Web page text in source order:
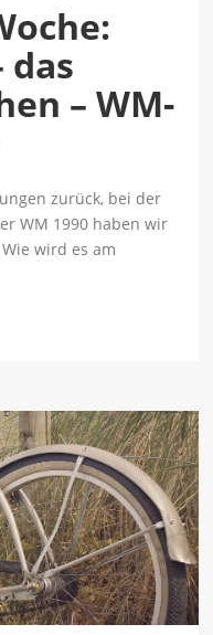
das
– WM-
zurück, bei der
WM 1990 haben wir
wird es am